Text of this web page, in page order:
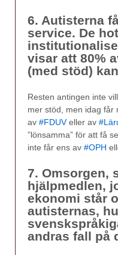
6. Autisterna
service. De
visar att 80%
(med stöd)
Resten antingen inte
mer stöd, men idag får
av #FDUVeller av
”lönsamma” för att få
inte får ens av #OPH
7. Omsorgen,
hjälpmedlen,
ekonomi står
autisternas,
andras fall på